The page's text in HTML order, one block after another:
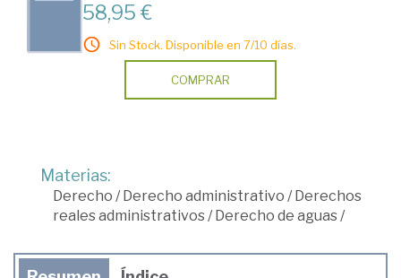
58,95 €
Sin Stock. Disponible en 7/10 días.
COMPRAR
Materias:
Derecho / Derecho administrativo / Derechos
reales administrativos/ Derecho de aguas/